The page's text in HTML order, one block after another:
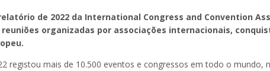
de 2022 da International Congress and Convention
organizadas por associações internacionais,
registou mais de 10.500 eventos e congressos em todo o